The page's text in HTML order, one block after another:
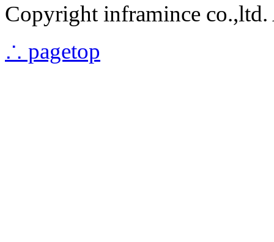
Copyright inframince
∴ pagetop